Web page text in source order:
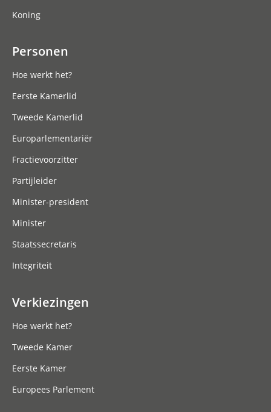
Koning
Personen
Hoe werkt het?
Eerste Kamerlid
Tweede Kamerlid
Europarlementariër
Fractievoorzitter
Partijleider
Minister-president
Minister
Staatssecretaris
Integriteit
Verkiezingen
Hoe werkt het?
Tweede Kamer
Eerste Kamer
Europees Parlement